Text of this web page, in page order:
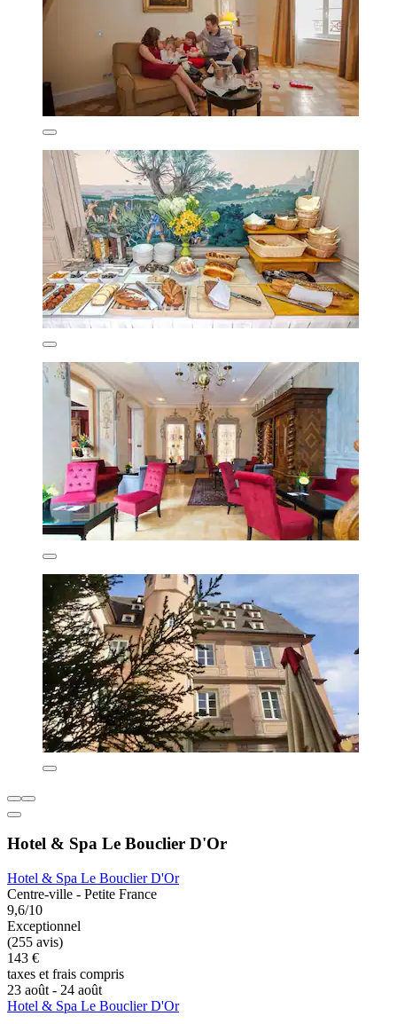
Hotel & Spa Le Bouclier D'Or
Hotel & Spa Le Bouclier D'Or
Centre-ville - Petite France
9,6/10
Exceptionnel
(255 avis)
143 €
taxes et frais compris
23 août - 24 août
Hotel & Spa Le Bouclier D'Or